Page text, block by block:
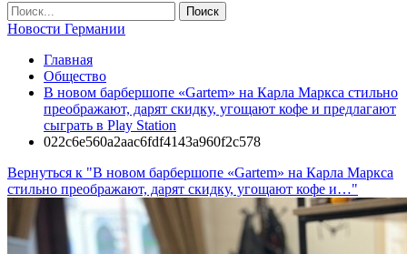
Новости Германии
Главная
Общество
В новом барбершопе «Gartem» на Карла Маркса стильно
преображают, дарят скидку, угощают кофе и предлагают
сыграть в Play Station
022c6e560a2aac6fdf4143a960f2c578
Вернуться к "В новом барбершопе «Gartem» на Карла Маркса
стильно преображают, дарят скидку, угощают кофе и…"